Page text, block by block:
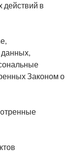
действий в
данных,
Законом о